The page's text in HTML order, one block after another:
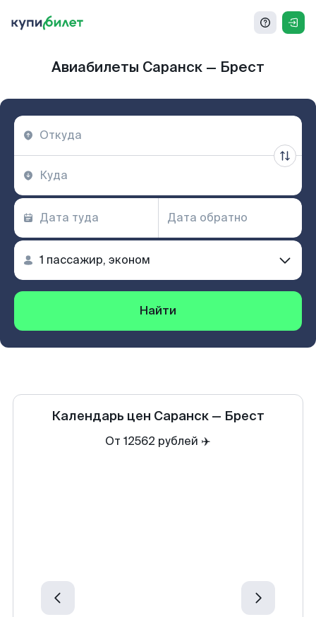
Авиабилеты Саранск — Брест
Найти
Календарь цен Саранск — Брест
От 12562 рублей ✈️